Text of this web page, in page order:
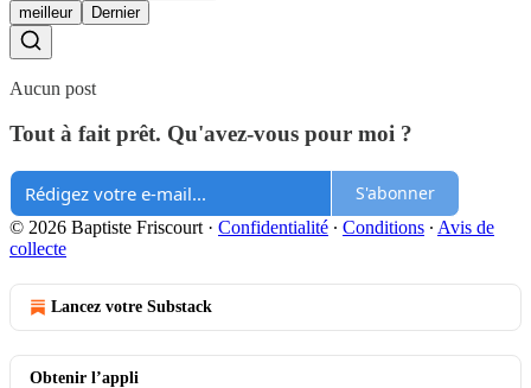
meilleur
Dernier
Aucun post
Tout à fait prêt. Qu'avez-vous pour moi ?
S'abonner
© 2026 Baptiste Friscourt · Confidentialité ∙ Conditions ∙ Avis de
collecte
Lancez votre Substack
Obtenir l’appli